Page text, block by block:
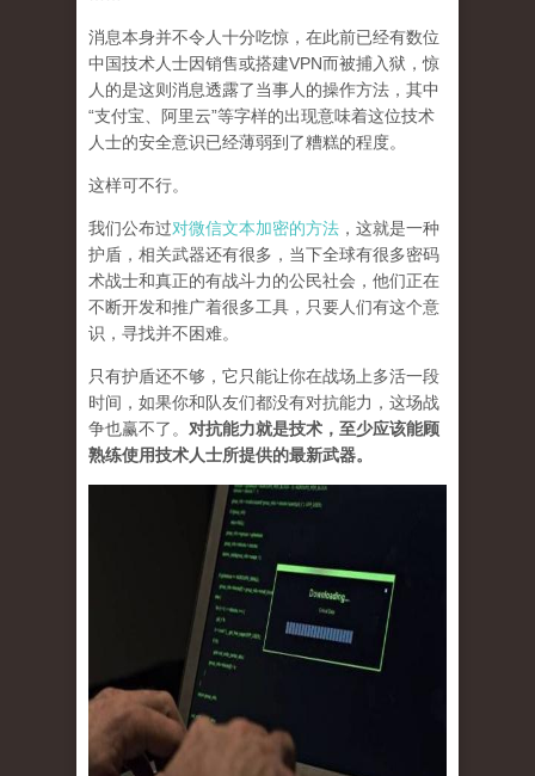
消息本身并不令人十分吃惊，在此前已经有数位
中国技术人士因销售或搭建VPN而被捕入狱，惊
人的是这则消息透露了当事人的操作方法，其中
“支付宝、阿里云”等字样的出现意味着这位技术
人士的安全意识已经薄弱到了糟糕的程度。
这样可不行。
我们公布过对微信文本加密的方法 ，这就是一种
护盾，相关武器还有很多，当下全球有很多密码
术战士和真正的有战斗力的公民社会，他们正在
不断开发和推广着很多工具，只要人们有这个意
识，寻找并不困难。
只有护盾还不够，它只能让你在战场上多活一段
时间，如果你和队友们都没有对抗能力，这场战
争也赢不了。 对抗能力就是技术，至少应该能顾
熟练使用技术人士所提供的最新武器。